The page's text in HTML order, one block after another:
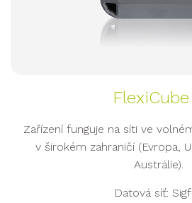
Zařízení funguje na síti ve
v širokém zahraničí (Evropa,
Austrálie).
Datová síť: